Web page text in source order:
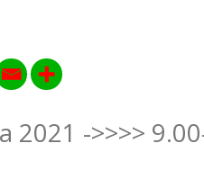
2021 ->>>>